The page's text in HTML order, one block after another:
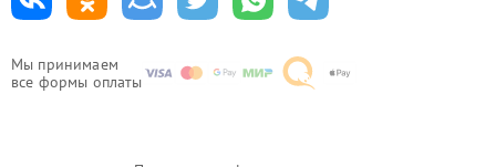
Мы принимаем
все формы оплаты